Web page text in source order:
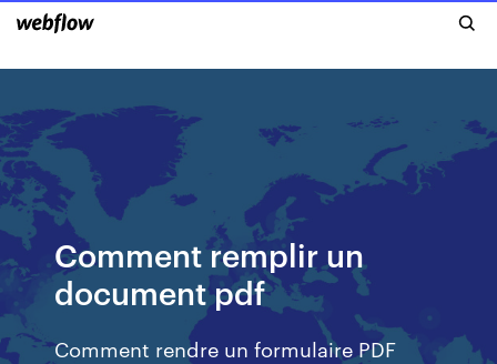
Comment remplir un
document pdf
Comment rendre un formulaire PDF